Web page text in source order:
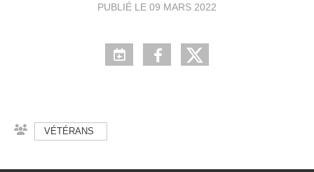
PUBLIÉ LE 09 MARS 2022
VÉTÉRANS